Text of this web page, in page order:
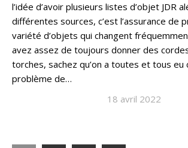
l’idée d’avoir plusieurs listes d’objet JDR
différentes sources, c’est l’assurance de
variété d’objets qui changent
avez assez de toujours donner des
torches, sachez qu’on a toutes et tous eu
problème de…
18 avril 2022